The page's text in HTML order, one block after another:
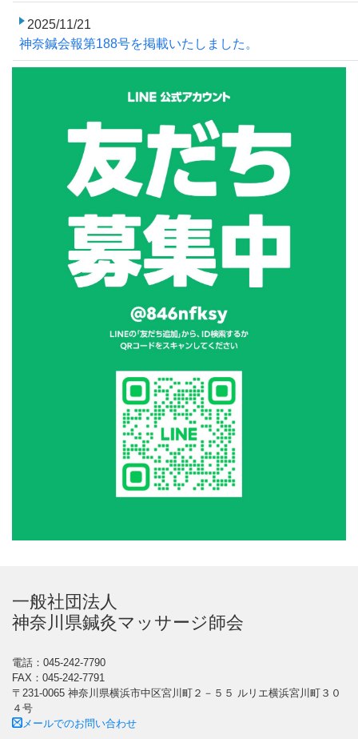
2025/11/21
神奈鍼会報第188号を掲載いたしました。
一般社団法人
神奈川県鍼灸マッサージ師会
電話：045-242-7790
FAX：045-242-7791
〒231-0065 神奈川県横浜市中区宮川町２－５５ ルリエ横浜宮川町３０
４号
メールでのお問い合わせ